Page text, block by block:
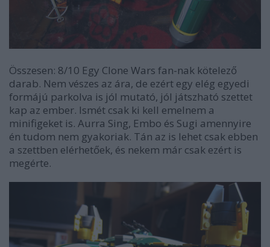
Összesen: 8/10 Egy Clone Wars fan-nak kötelező
darab. Nem vészes az ára, de ezért egy elég egyedi
formájú parkolva is jól mutató, jól játszható szettet
kap az ember. Ismét csak ki kell emelnem a
minifigeket is. Aurra Sing, Embo és Sugi amennyire
én tudom nem gyakoriak. Tán az is lehet csak ebben
a szettben elérhetőek, és nekem már csak ezért is
megérte.